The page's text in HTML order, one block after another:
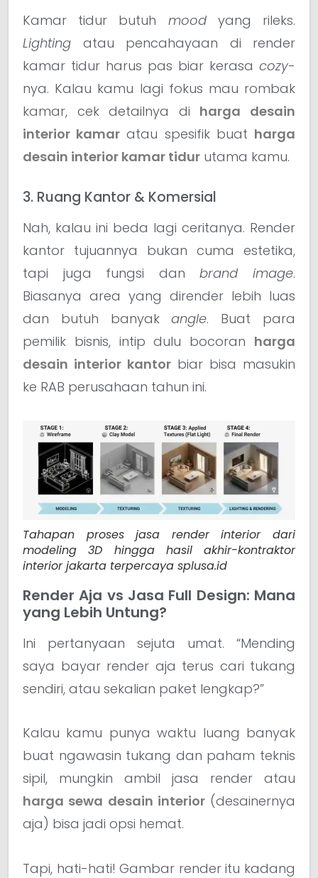
Kamar tidur butuh moodyang rileks.
Lighting atau pencahayaan di render
kamar tidur harus pas biar kerasa cozy-
nya. Kalau kamu lagi fokus mau rombak
kamar, cek detailnya di harga desain
interior kamar atau spesifik buat harga
desain interior kamar tidur utama kamu.
3. Ruang Kantor & Komersial
Nah, kalau ini beda lagi ceritanya. Render
kantor tujuannya bukan cuma estetika,
tapi juga fungsi danbrand image.
Biasanya area yang dirender lebih luas
dan butuh banyakangle. Buat para
pemilik bisnis, intip dulu bocoran harga
desain interior kantor biar bisa masukin
ke RAB perusahaan tahun ini.
Tahapan proses jasa render interior dari
modeling 3D hingga hasil akhir-kontraktor
interior jakarta terpercaya splusa.id
Render Aja vs Jasa Full Design: Mana
yang Lebih Untung?
Ini pertanyaan sejuta umat. “Mending
saya bayar render aja terus cari tukang
sendiri, atau sekalian paket lengkap?”
Kalau kamu punya waktu luang banyak
buat ngawasin tukang dan paham teknis
sipil, mungkin ambil jasa render atau
harga sewa desain interior(desainernya
aja) bisa jadi opsi hemat.
Tapi, hati-hati! Gambar render itu kadang